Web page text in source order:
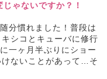
ゃないですか？！
分慣れました！普段は
シコとキューバに修行
一ヶ月半ぶりにショー
ないことがあって…そ